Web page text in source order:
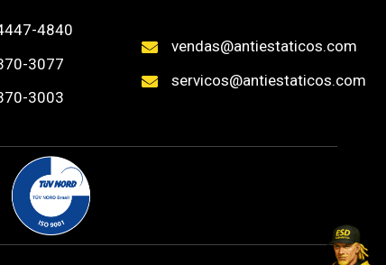
4840
3077
3003
 vendas@antiestaticos.com
 servicos@antiestaticos.com